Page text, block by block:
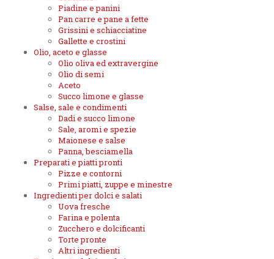
Piadine e panini
Pan carre e pane a fette
Grissini e schiacciatine
Gallette e crostini
Olio, aceto e glasse
Olio oliva ed extravergine
Olio di semi
Aceto
Succo limone e glasse
Salse, sale e condimenti
Dadi e succo limone
Sale, aromi e spezie
Maionese e salse
Panna, besciamella
Preparati e piatti pronti
Pizze e contorni
Primi piatti, zuppe e minestre
Ingredienti per dolci e salati
Uova fresche
Farina e polenta
Zucchero e dolcificanti
Torte pronte
Altri ingredienti